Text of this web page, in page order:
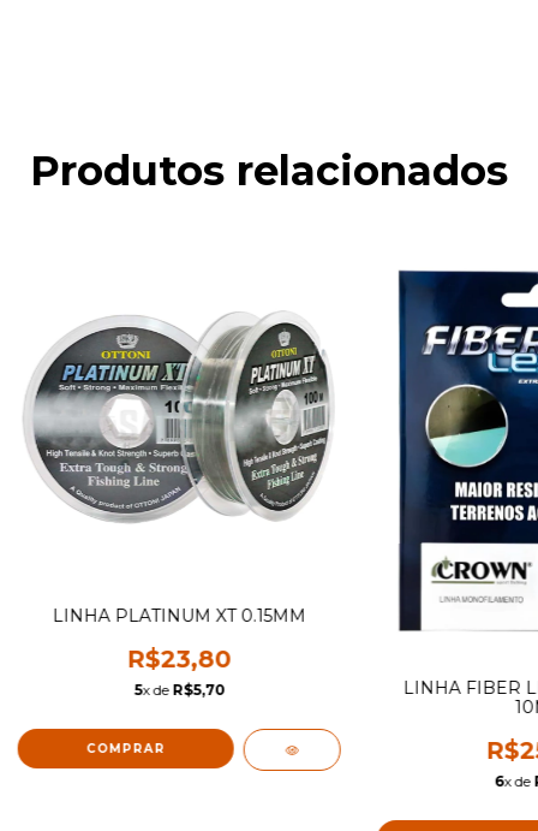
Produtos relacionados
LINHA PLATINUM XT 0.15MM
R$23,80
5x de R$5,70
LINHA FIBER
6x de